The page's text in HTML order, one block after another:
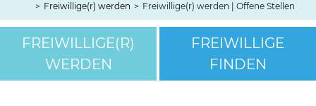
> Freiwillige(r) werden > Freiwillige(r) werden | Offene Stellen
FREIWILLIGE(R)
WERDEN
FREIWILLIGE
FINDEN